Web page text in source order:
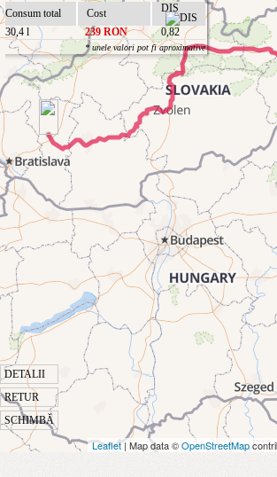
DETALII
RETUR
SCHIMBĂ
Consum total
Cost
DIS
30,4 l
239 RON 0,82
* unele valori pot fi aproximative